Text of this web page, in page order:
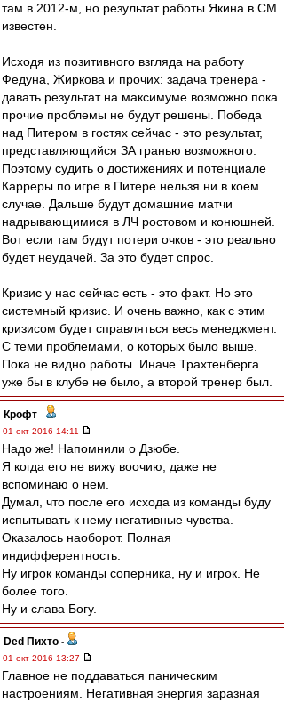
там в 2012-м, но результат работы Якина в СМ
известен.
Исходя из позитивного взгляда на работу
Федуна, Жиркова и прочих: задача тренера -
давать результат на максимуме возможно пока
прочие проблемы не будут решены. Победа
над Питером в гостях сейчас - это результат,
представляющийся ЗА гранью возможного.
Поэтому судить о достижениях и потенциале
Карреры по игре в Питере нельзя ни в коем
случае. Дальше будут домашние матчи
надрывающимися в ЛЧ ростовом и конюшней.
Вот если там будут потери очков - это реально
будет неудачей. За это будет спрос.
Кризис у нас сейчас есть - это факт. Но это
системный кризис. И очень важно, как с этим
кризисом будет справляться весь менеджмент.
С теми проблемами, о которых было выше.
Пока не видно работы. Иначе Трахтенберга
уже бы в клубе не было, а второй тренер был.
Крофт -
01 окт 2016 14:11
Надо же! Напомнили о Дзюбе.
Я когда его не вижу воочию, даже не
вспоминаю о нем.
Думал, что после его исхода из команды буду
испытывать к нему негативные чувства.
Оказалось наоборот. Полная
индифферентность.
Ну игрок команды соперника, ну и игрок. Не
более того.
Ну и слава Богу.
Ded Пихто -
01 окт 2016 13:27
Главное не поддаваться паническим
настроениям. Негативная энергия заразная